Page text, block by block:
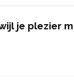
je plezier